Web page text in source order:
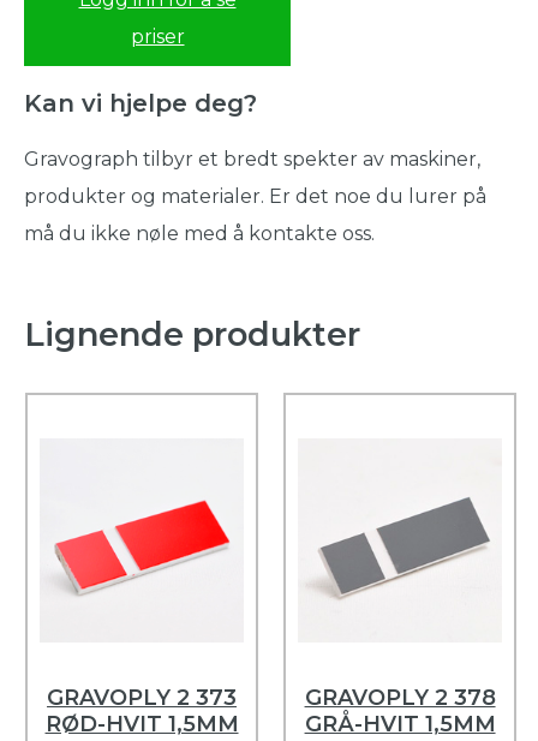
priser
Kan vi hjelpe deg?
Gravograph tilbyr et bredt spekter av maskiner,
produkter og materialer. Er det noe du lurer på
må du ikke nøle med å kontakte oss.
Lignende produkter
GRAVOPLY 2 373
RØD-HVIT 1,5MM
GRAVOPLY 2 378
GRÅ-HVIT 1,5MM